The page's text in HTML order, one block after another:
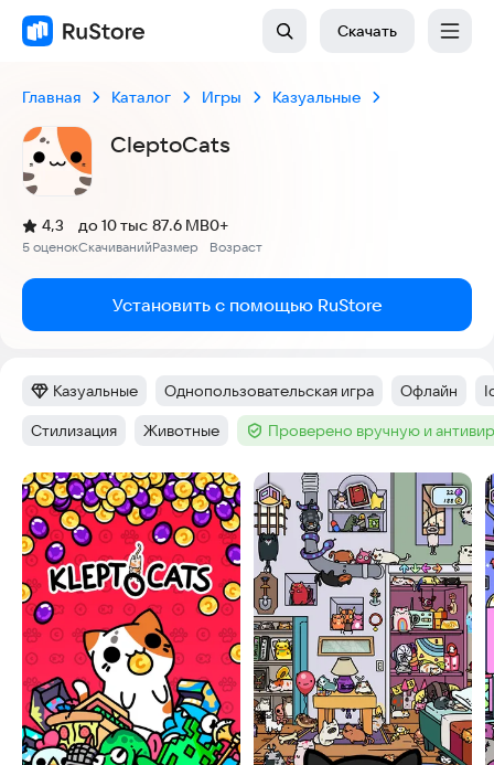
Скачать
Главная Каталог Игры Казуальные
CleptoCats
Рейтинг:
4,3
(
5 оценок
)
Скачиваний
до 10 тыс
Размер
87.6 MB
Возраст
0+
Установить с помощью RuStore
Категория:
Казуальные Тег:
Однопользовательская игра Тег:
Офлайн
Тег:
Стилизация Тег:
Животные Тег :Проверено вручную и
Скриншоты